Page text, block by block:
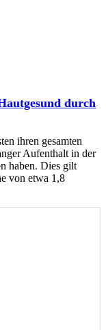
durch
ihren gesamten
Aufenthalt in der
haben. Dies gilt
von etwa 1,8